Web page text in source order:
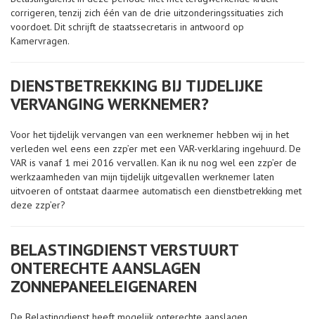
corrigeren, tenzij zich één van de drie uitzonderingssituaties zich
voordoet. Dit schrijft de staatssecretaris in antwoord op
Kamervragen.
DIENSTBETREKKING BIJ TIJDELIJKE
VERVANGING WERKNEMER?
Voor het tijdelijk vervangen van een werknemer hebben wij in het
verleden wel eens een zzp’er met een VAR-verklaring ingehuurd. De
VAR is vanaf 1 mei 2016 vervallen. Kan ik nu nog wel een zzp’er de
werkzaamheden van mijn tijdelijk uitgevallen werknemer laten
uitvoeren of ontstaat daarmee automatisch een dienstbetrekking met
deze zzp’er?
BELASTINGDIENST VERSTUURT
ONTERECHTE AANSLAGEN
ZONNEPANEELEIGENAREN